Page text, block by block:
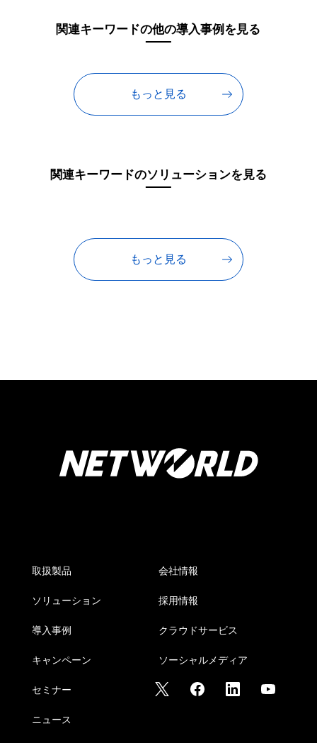
関連キーワードの他の導入事例を見る
もっと見る
関連キーワードのソリューションを見る
もっと見る
取扱製品
ソリューション
導入事例
キャンペーン
セミナー
ニュース
会社情報
採用情報
クラウドサービス
ソーシャルメディア